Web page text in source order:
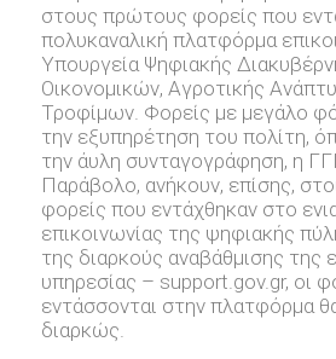
στους πρώτους φορείς που
πολυκαναλική πλατφόρμα
Υπουργεία Ψηφιακής
Οικονομικών, Αγροτικής
Τροφίμων. Φορείς με μεγάλο
την εξυπηρέτηση του πολίτη,
την άυλη συνταγογράφηση, η
Παράβολο, ανήκουν, επίσης,
φορείς που εντάχθηκαν στο
επικοινωνίας της ψηφιακής
της διαρκούς αναβάθμισης της
υπηρεσίας – support.gov.gr, oι
εντάσσονται στην πλατφόρμα
διαρκώς.